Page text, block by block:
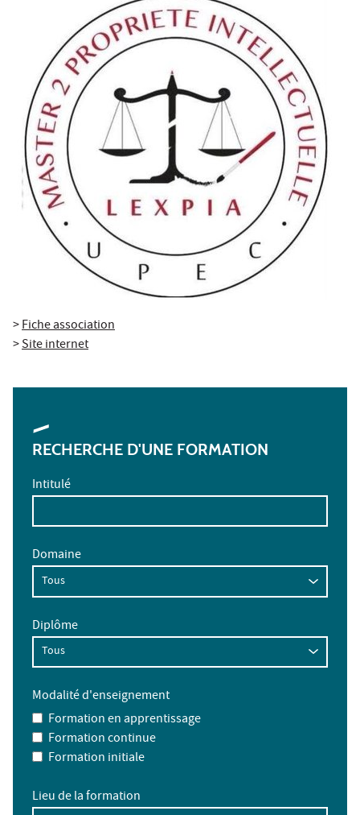
>Fiche association
>Site internet
RECHERCHE D'UNE FORMATION
Intitulé
Domaine
Diplôme
Modalité d'enseignement
Formation en apprentissage
Formation continue
Formation initiale
Lieu de la formation